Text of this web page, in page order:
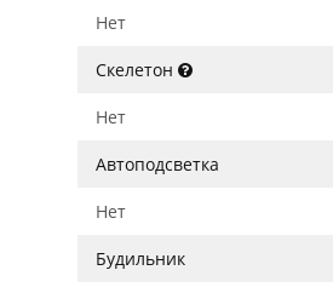
Нет
Скелетон
Нет
Автоподсветка
Нет
Будильник